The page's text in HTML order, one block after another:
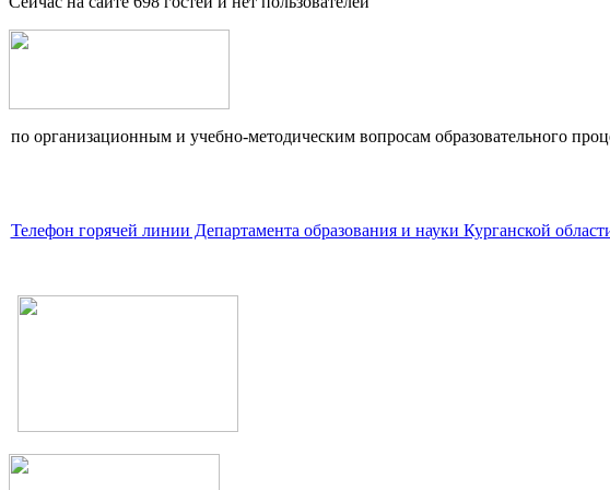
по организационным и учебно-методическим вопросам образовательного
Телефон горячей линии Департамента образования и науки Курганской